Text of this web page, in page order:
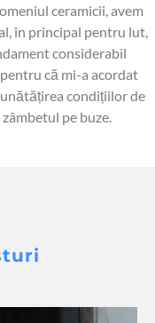
ceramicii, avem
în principal pentru lut,
considerabil
că mi-a acordat
condițiilor de
pe buze.